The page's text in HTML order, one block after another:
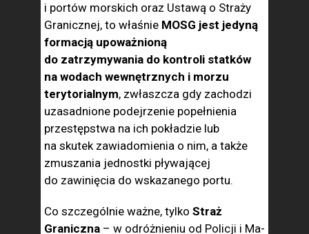
i portów morskich oraz Ustawą o Straży
Granicznej, to właśnie MOSG jest jedyną
formacją upoważnioną
do zatrzymywania do kontroli stat­ków
na wodach wewnętrznych i morzu
terytorialnym, zwłaszcza gdy zachodzi
uzasadnione podejrzenie popełnienia
przestępstwa na ich pokładzie lub
na skutek zawiadomienia o nim, a także
zmuszania jednostki pływającej
do zawinięcia do wskazanego portu.
Co szcze­gólnie ważne, tylko Straż
Graniczna – w odróżnieniu od Policji i Ma­